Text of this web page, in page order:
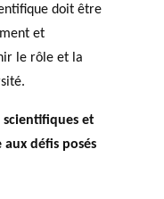
doit être
et
le rôle et la
et
défis posés